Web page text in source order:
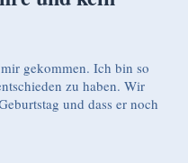
gekommen. Ich bin so
zu haben. Wir
und dass er noch